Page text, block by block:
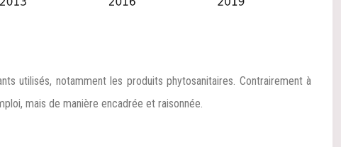
utilisés, notamment les produits phytosanitaires. Contrairement à
mais de manière encadrée et raisonnée.